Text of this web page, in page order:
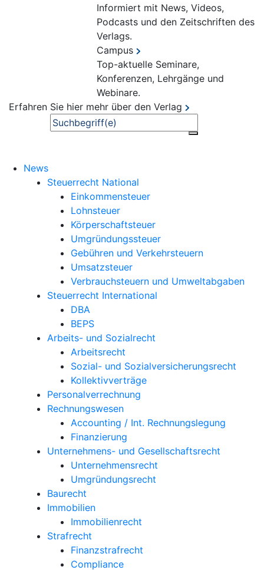
Informiert mit News, Videos,
Podcasts und den Zeitschriften des
Verlags.
Campus
Top-aktuelle Seminare,
Konferenzen, Lehrgänge und
Webinare.
Erfahren Sie hier mehr über den Verlag
Suche
News
Steuerrecht National
Einkommensteuer
Lohnsteuer
Körperschaftsteuer
Umgründungssteuer
Gebühren und Verkehrsteuern
Umsatzsteuer
Verbrauchsteuern und Umweltabgaben
Steuerrecht International
DBA
BEPS
Arbeits- und Sozialrecht
Arbeitsrecht
Sozial- und Sozialversicherungsrecht
Kollektivverträge
Personalverrechnung
Rechnungswesen
Accounting / Int. Rechnungslegung
Finanzierung
Unternehmens- und Gesellschaftsrecht
Unternehmensrecht
Umgründungsrecht
Baurecht
Immobilien
Immobilienrecht
Strafrecht
Finanzstrafrecht
Compliance